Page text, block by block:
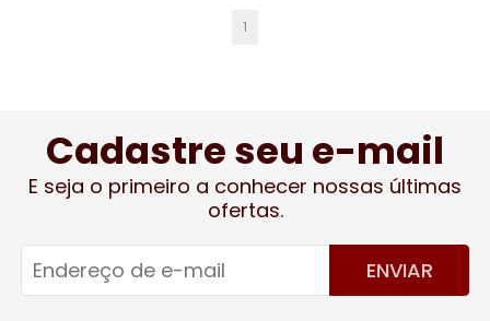
1
Cadastre seu e-mail
E seja o primeiro a conhecer nossas últimas
ofertas.
ENVIAR